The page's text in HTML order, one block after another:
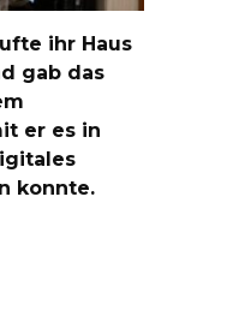
ihr Haus
gab das
er es in
konnte.